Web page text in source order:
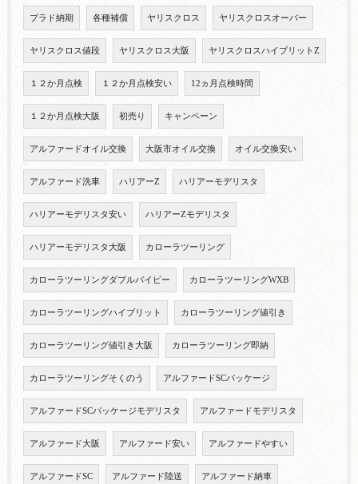
プラド納期 各種補償 ヤリスクロス ヤリスクロスオーバー
ヤリスクロス値段 ヤリスクロス大阪 ヤリスクロスハイブリットZ
１２か月点検 １２か月点検安い 12ヵ月点検時間
１２か月点検大阪 初売り キャンペーン
アルファードオイル交換 大阪市オイル交換 オイル交換安い
アルファード洗車 ハリアーZ ハリアーモデリスタ
ハリアーモデリスタ安い ハリアーZモデリスタ
ハリアーモデリスタ大阪 カローラツーリング
カローラツーリングダブルバイビー カローラツーリングWXB
カローラツーリングハイブリット カローラツーリング値引き
カローラツーリング値引き大阪 カローラツーリング即納
カローラツーリングそくのう アルファードSCパッケージ
アルファードSCパッケージモデリスタ アルファードモデリスタ
アルファード大阪 アルファード安い アルファードやすい
アルファードSC アルファード陸送 アルファード納車